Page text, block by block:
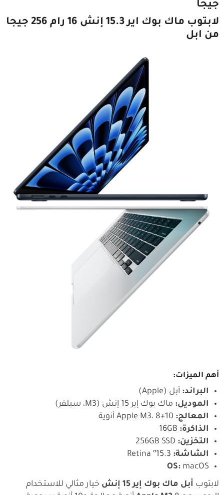
جيجا
لابتوب ماك بوك اير 15.3 إنش 16 رام 256 جيجا
من ابل
أهم الميزات:
البراند: أبل (Apple)
الموديل: ماك بوك إير 15 إنش (M3، سيلفر)
المعالج:
الذاكرة:
التخزين:
الشاشة:
OS: macOS
لابتوب أبل ماك بوك إير 15 إنش
خيار مثالي للاستخدام